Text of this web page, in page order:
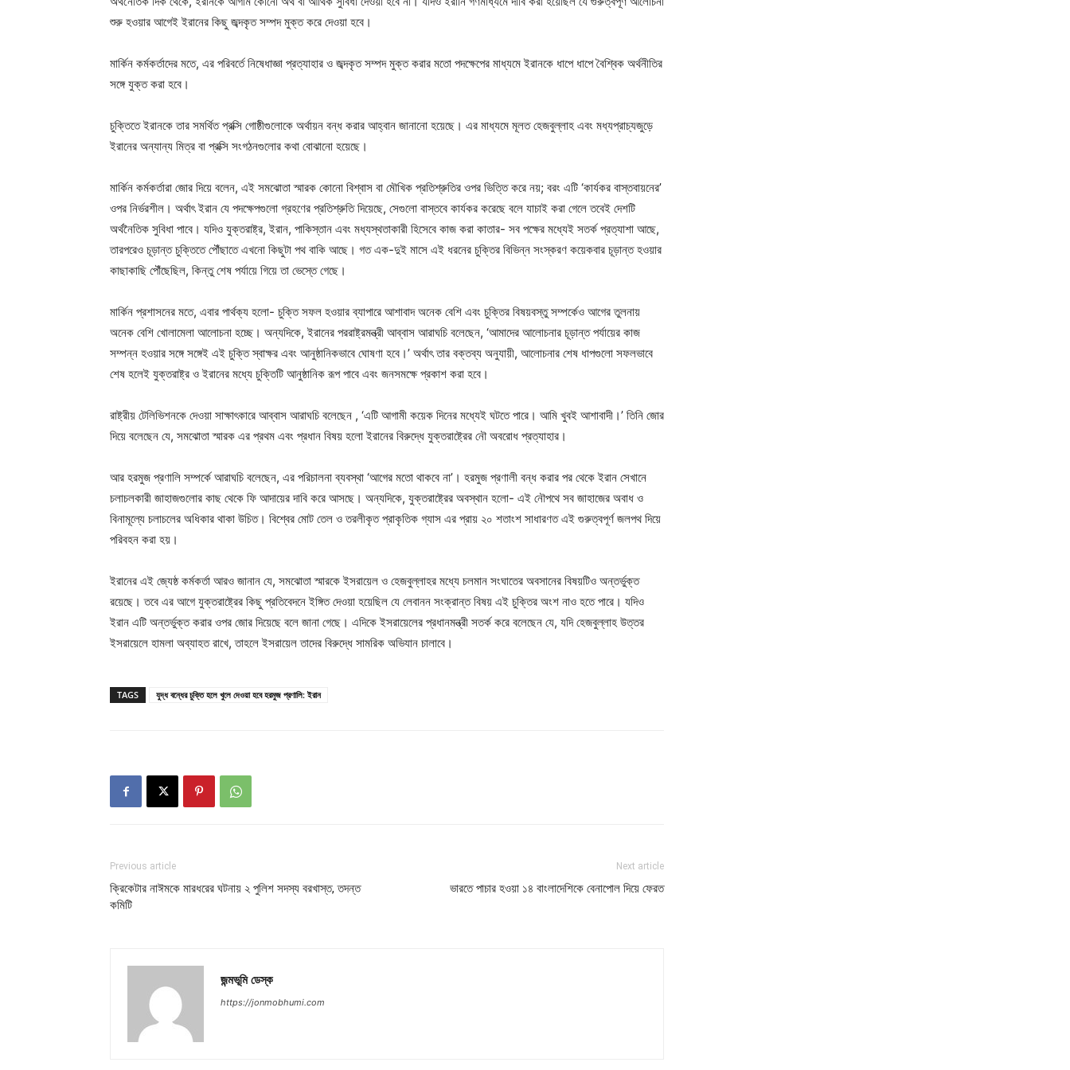
শুরু হওয়ার আগেই ইরানের কিছু জব্দকৃত সম্পদ মুক্ত করে দেওয়া হবে।
মার্কিন কর্মকর্তাদের মতে, এর পরিবর্তে নিষেধাজ্ঞা প্রত্যাহার ও জব্দকৃত সম্পদ মুক্ত করার মতো পদক্ষেপের মাধ্যমে ইরানকে ধাপে ধাপে বৈশ্বিক অর্থনীতির
সঙ্গে যুক্ত করা হবে।
চুক্তিতে ইরানকে তার সমর্থিত প্রক্সি গোষ্ঠীগুলোকে অর্থায়ন বন্ধ করার আহ্বান জানানো হয়েছে। এর মাধ্যমে মূলত হেজবুল্লাহ এবং মধ্যপ্রাচ্যজুড়ে
ইরানের অন্যান্য মিত্র বা প্রক্সি সংগঠনগুলোর কথা বোঝানো হয়েছে।
মার্কিন কর্মকর্তারা জোর দিয়ে বলেন, এই সমঝোতা স্মারক কোনো বিশ্বাস বা মৌখিক প্রতিশ্রুতির ওপর ভিত্তি করে নয়; বরং এটি ‘কার্যকর বাস্তবায়নের’
ওপর নির্ভরশীল। অর্থাৎ ইরান যে পদক্ষেপগুলো গ্রহণের প্রতিশ্রুতি দিয়েছে, সেগুলো বাস্তবে কার্যকর করেছে বলে যাচাই করা গেলে তবেই দেশটি
অর্থনৈতিক সুবিধা পাবে। যদিও যুক্তরাষ্ট্র, ইরান, পাকিস্তান এবং মধ্যস্থতাকারী হিসেবে কাজ করা কাতার- সব পক্ষের মধ্যেই সতর্ক প্রত্যাশা আছে,
তারপরেও চূড়ান্ত চুক্তিতে পৌঁছাতে এখনো কিছুটা পথ বাকি আছে। গত এক-দুই মাসে এই ধরনের চুক্তির বিভিন্ন সংস্করণ কয়েকবার চূড়ান্ত হওয়ার
কাছাকাছি পৌঁছেছিল, কিন্তু শেষ পর্যায়ে গিয়ে তা ভেস্তে গেছে।
মার্কিন প্রশাসনের মতে, এবার পার্থক্য হলো- চুক্তি সফল হওয়ার ব্যাপারে আশাবাদ অনেক বেশি এবং চুক্তির বিষয়বস্তু সম্পর্কেও আগের তুলনায়
অনেক বেশি খোলামেলা আলোচনা হচ্ছে। অন্যদিকে, ইরানের পররাষ্ট্রমন্ত্রী আব্বাস আরাঘচি বলেছেন, ‘আমাদের আলোচনার চূড়ান্ত পর্যায়ের কাজ
সম্পন্ন হওয়ার সঙ্গে সঙ্গেই এই চুক্তি স্বাক্ষর এবং আনুষ্ঠানিকভাবে ঘোষণা হবে।’ অর্থাৎ তার বক্তব্য অনুযায়ী, আলোচনার শেষ ধাপগুলো সফলভাবে
শেষ হলেই যুক্তরাষ্ট্র ও ইরানের মধ্যে চুক্তিটি আনুষ্ঠানিক রূপ পাবে এবং জনসমক্ষে প্রকাশ করা হবে।
রাষ্ট্রীয় টেলিভিশনকে দেওয়া সাক্ষাৎকারে আব্বাস আরাঘচি বলেছেন , ‘এটি আগামী কয়েক দিনের মধ্যেই ঘটতে পারে। আমি খুবই আশাবাদী।’ তিনি জোর
দিয়ে বলেছেন যে, সমঝোতা স্মারক এর প্রথম এবং প্রধান বিষয় হলো ইরানের বিরুদ্ধে যুক্তরাষ্ট্রের নৌ অবরোধ প্রত্যাহার।
আর হরমুজ প্রণালি সম্পর্কে আরাঘচি বলেছেন, এর পরিচালনা ব্যবস্থা ‘আগের মতো থাকবে না’। হরমুজ প্রণালী বন্ধ করার পর থেকে ইরান সেখানে
চলাচলকারী জাহাজগুলোর কাছ থেকে ফি আদায়ের দাবি করে আসছে। অন্যদিকে, যুক্তরাষ্ট্রের অবস্থান হলো- এই নৌপথে সব জাহাজের অবাধ ও
বিনামূল্যে চলাচলের অধিকার থাকা উচিত। বিশ্বের মোট তেল ও তরলীকৃত প্রাকৃতিক গ্যাস এর প্রায় ২০ শতাংশ সাধারণত এই গুরুত্বপূর্ণ জলপথ দিয়ে
পরিবহন করা হয়।
ইরানের এই জ্যেষ্ঠ কর্মকর্তা আরও জানান যে, সমঝোতা স্মারকে ইসরায়েল ও হেজবুল্লাহর মধ্যে চলমান সংঘাতের অবসানের বিষয়টিও অন্তর্ভুক্ত
রয়েছে। তবে এর আগে যুক্তরাষ্ট্রের কিছু প্রতিবেদনে ইঙ্গিত দেওয়া হয়েছিল যে লেবানন সংক্রান্ত বিষয় এই চুক্তির অংশ নাও হতে পারে। যদিও
ইরান এটি অন্তর্ভুক্ত করার ওপর জোর দিয়েছে বলে জানা গেছে। এদিকে ইসরায়েলের প্রধানমন্ত্রী সতর্ক করে বলেছেন যে, যদি হেজবুল্লাহ উত্তর
ইসরায়েলে হামলা অব্যাহত রাখে, তাহলে ইসরায়েল তাদের বিরুদ্ধে সামরিক অভিযান চালাবে।
TAGS যুদ্ধ বন্ধের চুক্তি হলে খুলে দেওয়া হবে হরমুজ প্রণালি: ইরান
Previous article
ক্রিকেটার নাঈমকে মারধরের ঘটনায় ২ পুলিশ সদস্য বরখাস্ত, তদন্ত
কমিটি
Next article
ভারতে পাচার হওয়া ১৪ বাংলাদেশিকে বেনাপোল দিয়ে ফেরত
জন্মভূমি ডেস্ক
https://jonmobhumi.com